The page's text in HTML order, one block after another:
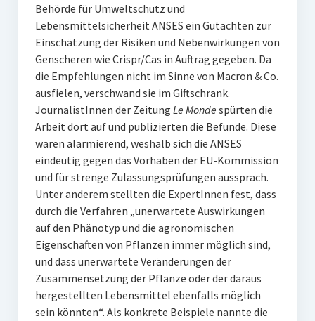
Behörde für Umweltschutz und
Lebensmittelsicherheit ANSES ein Gutachten zur
Einschätzung der Risiken und Nebenwirkungen von
Genscheren wie Crispr/Cas in Auftrag gegeben. Da
die Empfehlungen nicht im Sinne von Macron & Co.
ausfielen, verschwand sie im Giftschrank.
JournalistInnen der Zeitung Le Monde spürten die
Arbeit dort auf und publizierten die Befunde. Diese
waren alarmierend, weshalb sich die ANSES
eindeutig gegen das Vorhaben der EU-Kommission
und für strenge Zulassungsprüfungen aussprach.
Unter anderem stellten die ExpertInnen fest, dass
durch die Verfahren „unerwartete Auswirkungen
auf den Phänotyp und die agronomischen
Eigenschaften von Pflanzen immer möglich sind,
und dass unerwartete Veränderungen der
Zusammensetzung der Pflanze oder der daraus
hergestellten Lebensmittel ebenfalls möglich
sein könnten“. Als konkrete Beispiele nannte die